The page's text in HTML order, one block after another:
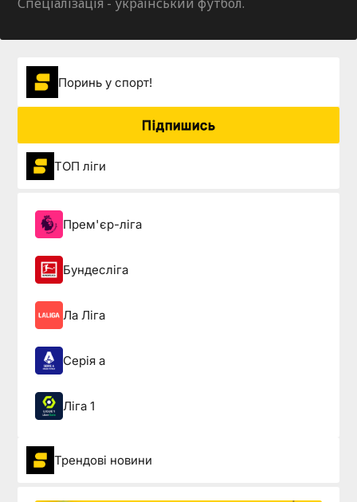
Поринь у спорт!
Підпишись
ТОП ліги
Прем'єр-ліга
Бундесліга
Ла Ліга
Серія а
Ліга 1
Трендові новини